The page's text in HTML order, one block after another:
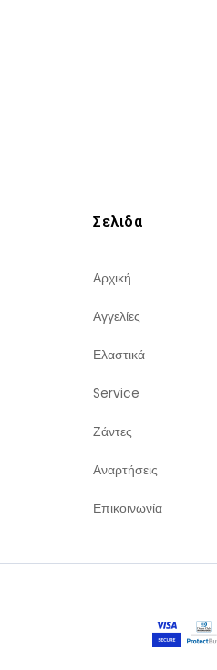
Σελιδα
Αρχική
Αγγελίες
Ελαστικά
Service
Ζάντες
Αναρτήσεις
Επικοινωνία